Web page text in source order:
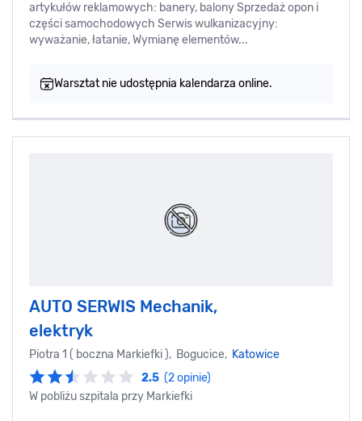
artykułów reklamowych: banery, balony Sprzedaż opon i
części samochodowych Serwis wulkanizacyjny:
wyważanie, łatanie, Wymianę elementów...
Warsztat nie udostępnia kalendarza online.
AUTO SERWIS Mechanik,
elektryk
Piotra 1 ( boczna Markiefki ), Bogucice, Katowice
2.5 (2 opinie)
W pobliżu szpitala przy Markiefki